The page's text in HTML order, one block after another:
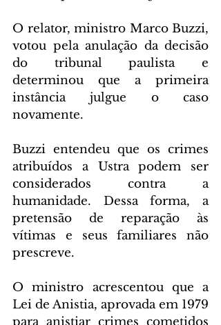
O relator, ministro Marco Buzzi,
votou pela anulação da decisão
do tribunal paulista e
determinou que a primeira
instância julgue o caso
novamente.
Buzzi entendeu que os crimes
atribuídos a Ustra podem ser
considerados contra a
humanidade. Dessa forma, a
pretensão de reparação às
vítimas e seus familiares não
prescreve.
O ministro acrescentou que a
Lei de Anistia, aprovada em 1979
para anistiar crimes cometidos